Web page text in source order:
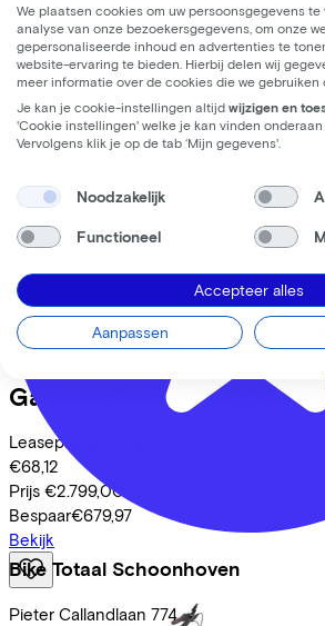
1015 MS Amsterdam
Bike Totaal Schoonhoven
Pieter Callandlaan 774
Vergelijkbare fietsen
Gazelle Bloom C7 (2025)
Leaseprijs p/m vanaf
€68,12
Prijs €2.799,00
Bespaar€679,97
Bekijk
We plaatsen cookies om uw persoonsgegevens te
analyse van onze bezoekersgegevens, om onze
gepersonaliseerde inhoud en advertenties te
website-ervaring te bieden. Hierbij delen wij
meer informatie over de cookies die we gebruiken
Je kan je cookie-instellingen altijd wijzigen en
'Cookie instellingen' welke je kan vinden onderaan
Vervolgens klik je op de tab ‘Mijn gegevens'.
Noodzakelijk
Functioneel
Accepteer alles
Aanpassen